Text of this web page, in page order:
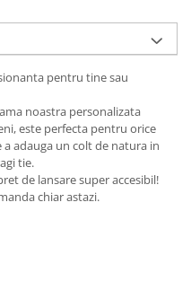
pentru tine sau
noastra personalizata
este perfecta pentru orice
adauga un colt de natura in
tie.
de lansare super accesibil!
chiar astazi.